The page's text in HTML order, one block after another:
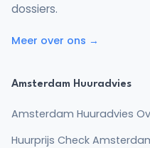
dossiers.
Meer over ons →
Amsterdam Huuradvies
Amsterdam Huuradvies
Huurprijs Check